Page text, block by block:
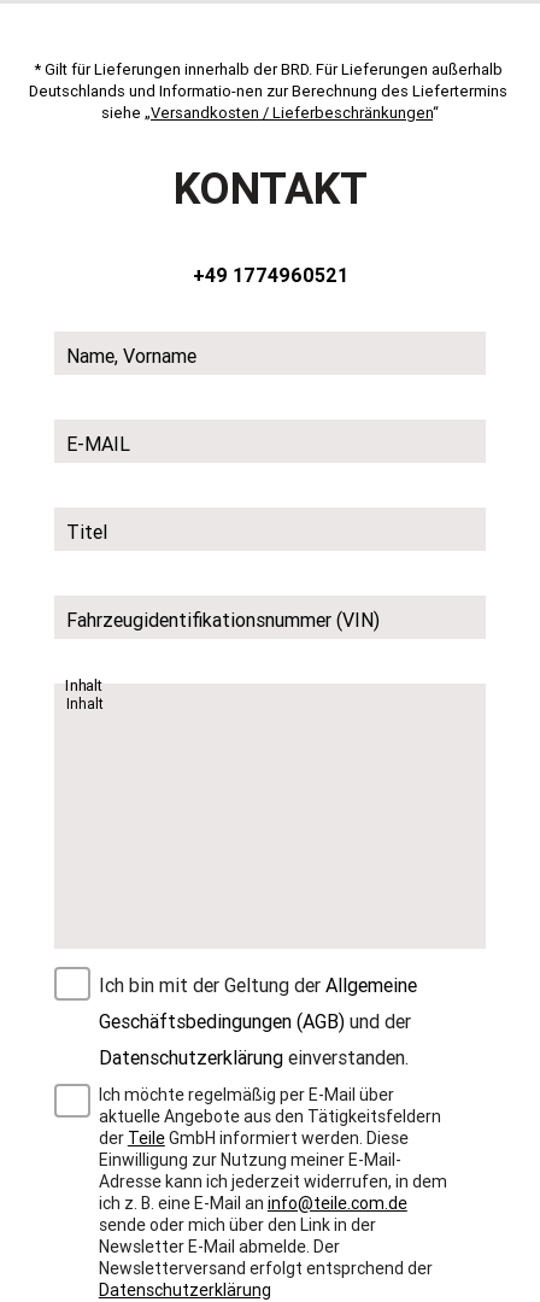
* Gilt für Lieferungen innerhalb der BRD. Für Lieferungen außerhalb
Deutschlands und Informatio-nen zur Berechnung des Liefertermins
siehe „Versandkosten / Lieferbeschränkungen“
KONTAKT
+49 1774960521
Name, Vorname
E-MAIL
Titel
Fahrzeugidentifikationsnummer (VIN)
Inhalt
Ich bin mit der Geltung der Allgemeine
Geschäftsbedingungen (AGB)und der
Datenschutzerklärungeinverstanden.
Ich möchte regelmäßig per E-Mail über
aktuelle Angebote aus den Tätigkeitsfeldern
der TeileGmbH informiert werden. Diese
Einwilligung zur Nutzung meiner E-Mail-
Adresse kann ich jederzeit widerrufen, in dem
ich z. B. eine E-Mail an info@teile.com.de
sende oder mich über den Link in der
Newsletter E-Mail abmelde. Der
Newsletterversand erfolgt entsprchend der
Datenschutzerklärung